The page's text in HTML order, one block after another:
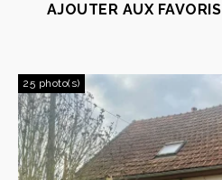
AJOUTER AUX FAVORIS
25 photo(s)